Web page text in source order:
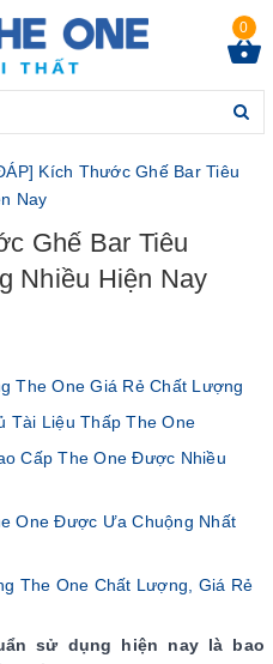
0
Kích Thước Ghế Bar Tiêu
Nay
Ghế Bar Tiêu
Nhiều Hiện Nay
The One Giá Rẻ Chất Lượng
Tài Liệu Thấp The One
Cấp The One Được Nhiều
One Được Ưa Chuộng Nhất
The One Chất Lượng, Giá Rẻ
sử dụng hiện nay là bao